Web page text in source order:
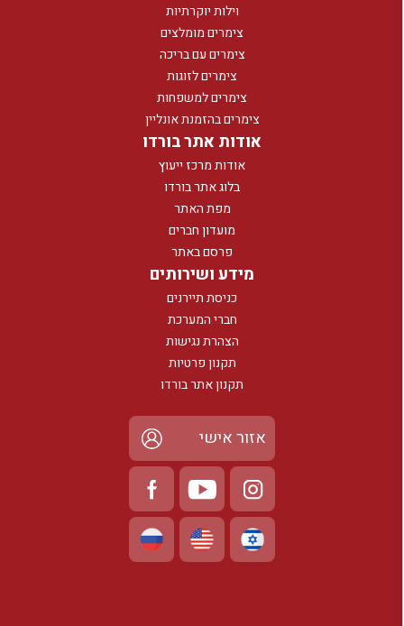
וילות יוקרתיות
צימרים מומלצים
צימרים עם בריכה
צימרים לזוגות
צימרים למשפחות
צימרים בהזמנת אונליין
אודות אתר בורדו
אודות מרכז ייעוץ
בלוג אתר בורדו
מפת האתר
מועדון חברים
פרסם באתר
מידע ושירותים
כניסת תיירנים
חברי המערכת
הצהרת נגישות
תקנון פרטיות
תקנון אתר בורדו
אזור אישי